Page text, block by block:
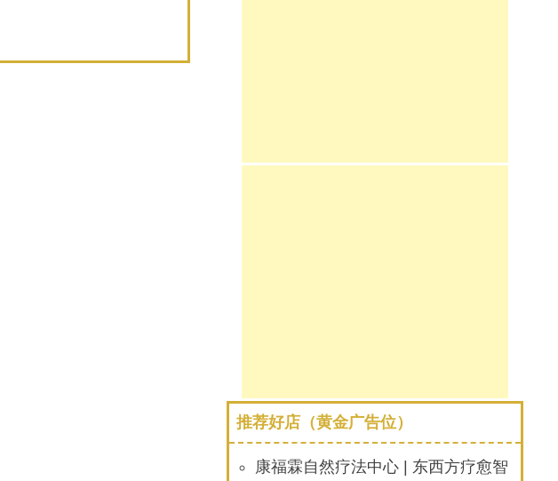
推荐好店（黄金广告位）
康福霖自然疗法中心 | 东西方疗愈智